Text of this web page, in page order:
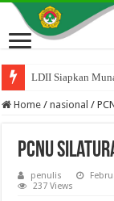
LDII Siapkan
Berbagi
Home / nasional /
PCNU
penulis
237 Views